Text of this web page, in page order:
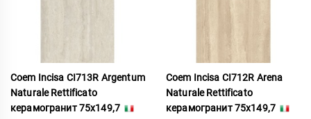
Coem Incisa CI713R Argentum
Naturale Rettificato
керамогранит 75x149,7
Coem Incisa CI712R Arena
Naturale Rettificato
керамогранит 75x149,7